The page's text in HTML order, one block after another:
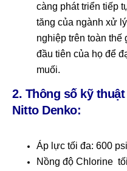
càng phát triển tiếp
tăng của ngành xử
nghiệp trên toàn
đầu tiên của họ để
muối.
2. Thông số kỹ
Nitto Denko:
Áp lực tối đa: 600
Nồng độ Chlorine